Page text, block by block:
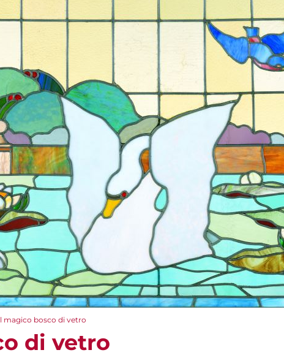
magico bosco di vetro
di vetro